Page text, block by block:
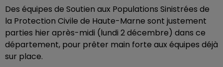
Des équipes de Soutien aux Populations Sinistrées de
la Protection Civile de Haute-Marne sont justement
parties hier après-midi (lundi 2 décembre) dans ce
département, pour prêter main forte aux équipes déjà
sur place.